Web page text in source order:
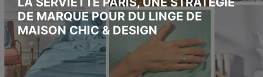
DE MARQUE POUR DU LINGE DE
MAISON CHIC & DESIGN